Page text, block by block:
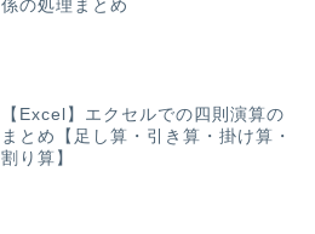
係の処理まとめ
【Excel】エクセルでの四則演算の
まとめ【足し算・引き算・掛け算・
割り算】